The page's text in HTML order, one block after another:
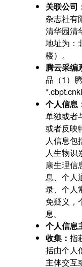
关联公司
杂志社有
清华园清
地址为：
楼）。
腾云采编
品（1）
个人信息
单独或者
或者反映
人信息包
人生物识
康生理信
息、个人
录、个人
免疑义，
息。
个人信息
收集：指
括由个人
主体交互